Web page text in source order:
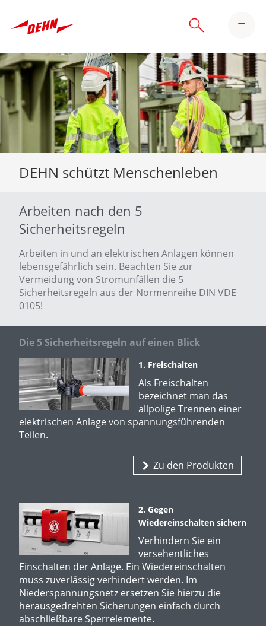
Skip
to
main
content
DEHN schützt Menschenleben
Arbeiten nach den 5
Sicherheitsregeln
Arbeiten in und an elektrischen Anlagen können
lebensgefährlich sein. Beachten Sie zur
Vermeidung von Stromunfällen die 5
Sicherheitsregeln aus der Normenreihe DIN VDE
0105!
Die 5 Sicherheitsregeln auf einen Blick
1. Freischalten
Als Freischalten
bezeichnet man das
allpolige Trennen einer
elektrischen Anlage von spannungsführenden
Teilen.
Zu den Produkten
2. Gegen
Wiedereinschalten sichern
Verhindern Sie ein
versehentliches
Einschalten der Anlage. Ein Wiedereinschalten
muss zuverlässig verhindert werden. Im
Niederspannungsnetz ersetzen Sie hierzu die
herausgedrehten Sicherungen einfach durch
abschließbare Sperrelemente.